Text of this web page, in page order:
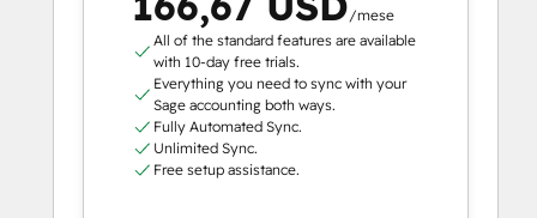
/mese
All of the standard features are available
with 10-day free trials.
Everything you need to sync with your
Sage accounting both ways.
Fully Automated Sync.
Unlimited Sync.
Free setup assistance.